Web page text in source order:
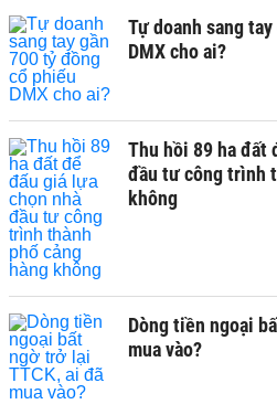
Tự doanh sang
DMX cho ai?
Thu hồi 89 ha đất
đầu tư công trình
không
Dòng tiền ngoại
mua vào?